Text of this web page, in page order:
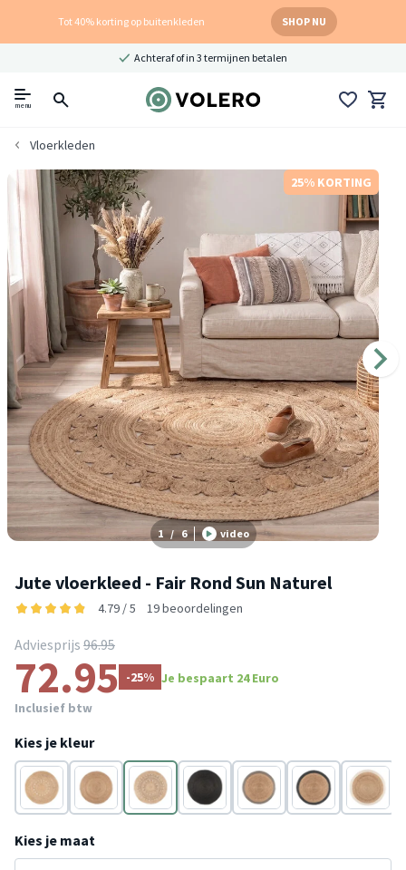
Tot 40% korting op buitenkleden SHOP NU
Achteraf of in 3 termijnen betalen
menu
Vloerkleden
25% KORTING
1 / 6 video
Jute vloerkleed - Fair Rond Sun Naturel
4.79 / 5 19 beoordelingen
Adviesprijs 96.95
72.95 -25% Je bespaart 24 Euro
Inclusief btw
Kies je kleur
Bruin Bruin Bruin Zwart Grijs Zwart Wit
Kies je maat